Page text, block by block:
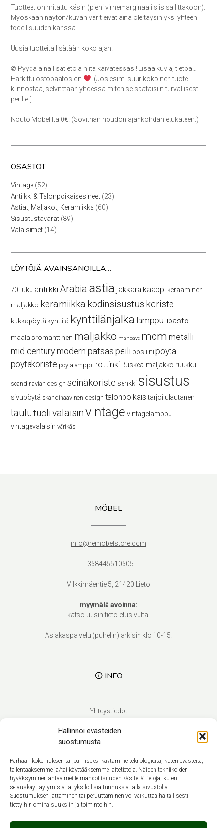
Hallinnoi evästeiden
suostumusta
Parhaan kokemuksen tarjoamiseksi käytämme teknologioita, kuten evästeitä,
tallentaaksemme ja/tai käyttääksemme laitetietoja. Näiden tekniikoiden
hyväksyminen antaa meille mahdollisuuden käsitellä tietoja, kuten
selauskäyttäytymistä tai yksilöllisiä tunnuksia tällä sivustolla.
Suostumuksen jättäminen tai peruuttaminen voi vaikuttaa haitallisesti
tiettyihin ominaisuuksiin ja toimintoihin.
Tuotteet on mitattu käsin (pieni virhemarginaali siis sallittakoon).
Myöskään näytön/kuvan värit eivät aina ole täysin yksi yhteen
todellisuuden kanssa.
Uusia tuotteita lisätään koko ajan!
✆ Pyydä aina lisätietoja niitä kaivatessasi! Lisää kuvia, tietoa…
Harkittu ostopäätös on
. (Jos esim. suurikokoinen tuote
kiinnostaa, selvitetään yhdessä miten se saataisiin turvallisesti
perille.)
Nouto Möbeliltä 0€! (Sovithan noudon ajankohdan etukäteen.)
OSASTOT
Vintage 5252
tuotetta
Antiikki & Talonpoikaisesineet 2323
Astiat, Maljakot, Keramiikka 6060
Sisustustavarat 8989
Valaisimet 1414
LÖYTÖJÄ AVAINSANOILLA…
70-luku antiikki Arabia astia jakkara kaappi keraaminen
maljakko keramiikka kodinsisustus koriste
kukkapöytä kynttilä kynttilänjalka lamppu lipasto
maalaisromanttinen maljakko mancave mcm metalli
mid century modern patsaspeili posliini pöytä
pöytäkoriste pöytälamppu rottinki Ruskea maljakko ruukku
scandinavian design seinäkoriste senkki sisustus
sivupöytä skandinaavinen design talonpoikais tarjoilulautanen
taulutuolivalaisinvintage vintagelamppu
vintagevalaisin värikäs
MÖBEL
info@remobelstore.com
+358445510505
Vilkkimäentie 5, 21420 Lieto
myymälä avoinna:
katso uusin tieto etusivulta!
Asiakaspalvelu (puhelin) arkisin klo 10-15.
🛈 INFO
Yhteystiedot
Toimitusehdot
Tietosuojaseloste
Suomi